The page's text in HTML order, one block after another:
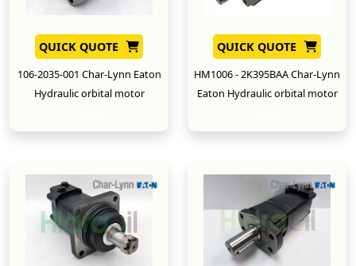
QUICK QUOTE
106-2035-001 Char-Lynn Eaton
Hydraulic orbital motor
QUICK QUOTE
HM1006 - 2K395BAA Char-Lynn
Eaton Hydraulic orbital motor